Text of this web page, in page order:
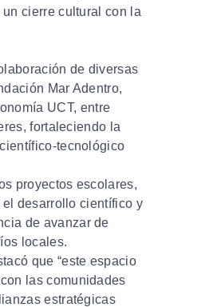
cierre cultural con la
de diversas
Mar Adentro,
UCT, entre
fortaleciendo la
tecnológico
proyectos escolares,
desarrollo científico y
de avanzar de
locales.
que “este espacio
las comunidades
estratégicas